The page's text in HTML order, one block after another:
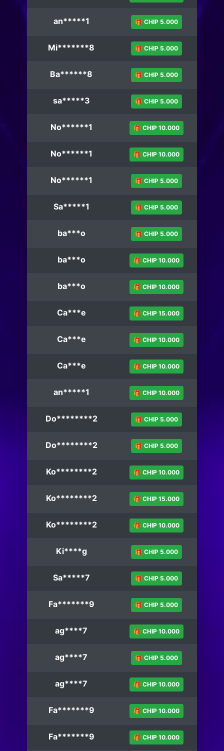
an*****1 🎁 CHIP 5.000
Mi*******8 🎁 CHIP 5.000
Ba******8 🎁 CHIP 5.000
sa*****3 🎁 CHIP 5.000
No******1 🎁 CHIP 10.000
No******1 🎁 CHIP 10.000
No******1 🎁 CHIP 5.000
Sa*****1 🎁 CHIP 5.000
ba***o 🎁 CHIP 5.000
ba***o 🎁 CHIP 10.000
ba***o 🎁 CHIP 10.000
Ca***e 🎁 CHIP 15.000
Ca***e 🎁 CHIP 10.000
Ca***e 🎁 CHIP 10.000
an*****1 🎁 CHIP 10.000
Do********2 🎁 CHIP 5.000
Do********2 🎁 CHIP 5.000
Ko********2 🎁 CHIP 10.000
Ko********2 🎁 CHIP 15.000
Ko********2 🎁 CHIP 10.000
Ki****g 🎁 CHIP 5.000
Sa*****7 🎁 CHIP 5.000
Fa*******9 🎁 CHIP 5.000
ag****7 🎁 CHIP 10.000
ag****7 🎁 CHIP 5.000
ag****7 🎁 CHIP 10.000
Fa*******9 🎁 CHIP 10.000
Fa*******9 🎁 CHIP 10.000